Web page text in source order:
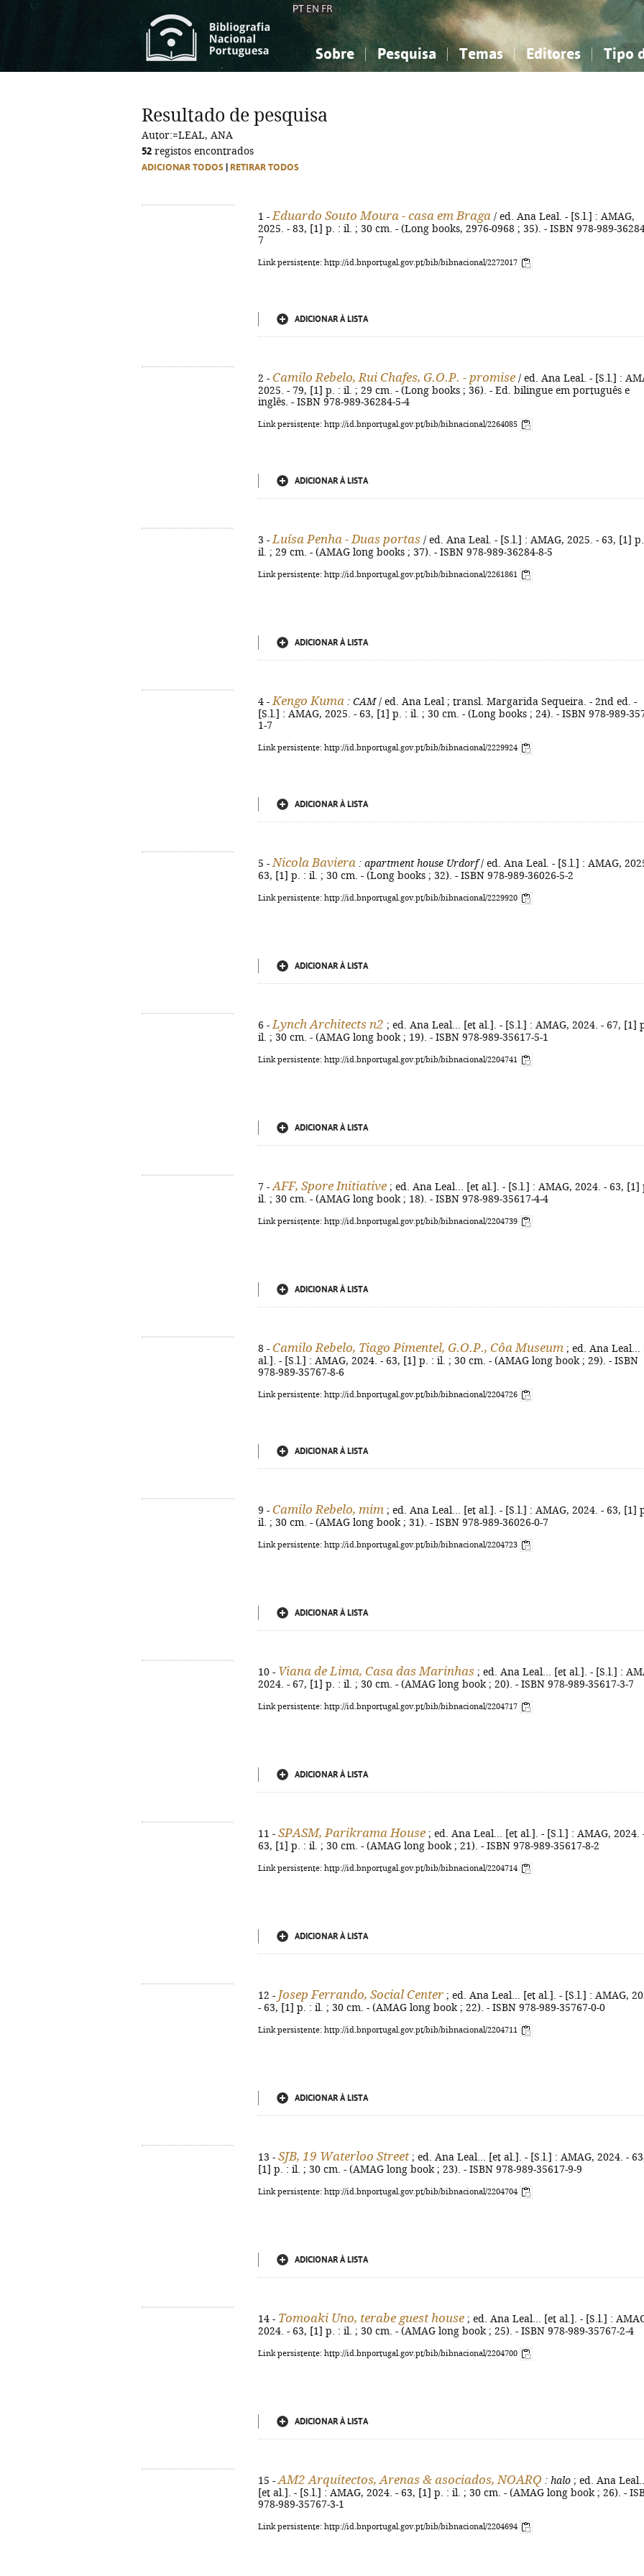
PT EN FR
Sobre Pesquisa Temas
Ciências sociais...
Editores Tipo
Ciências sociais...
Resultado de pesquisa
Autor:=LEAL, ANA
52 registos encontrados
ADICIONAR TODOS RETIRAR TODOS
1 - Eduardo Souto Moura - casa em Braga / ed. Ana Leal. - [S.l.] : AMAG,
2025. - 83, [1] p. : il. ; 30 cm. - (Long books, 2976-0968 ; 35). - ISBN 978-989-
7
Link persistente: http://id.bnportugal.gov.pt/bib/bibnacional/2272017
ADICIONAR À LISTA
2 - Camilo Rebelo, Rui Chafes, G.O.P. - promise / ed. Ana Leal. - [S.l.] :
2025. - 79, [1] p. : il. ; 29 cm. - (Long books ; 36). - Ed. bilingue em português e
inglês. - ISBN 978-989-36284-5-4
Link persistente: http://id.bnportugal.gov.pt/bib/bibnacional/2264085
ADICIONAR À LISTA
3 - Luísa Penha - Duas portas / ed. Ana Leal. - [S.l.] : AMAG, 2025. - 63, [1]
il. ; 29 cm. - (AMAG long books ; 37). - ISBN 978-989-36284-8-5
Link persistente: http://id.bnportugal.gov.pt/bib/bibnacional/2261861
ADICIONAR À LISTA
4 - Kengo Kuma : CAM/ ed. Ana Leal ; transl. Margarida Sequeira. - 2nd ed. -
[S.l.] : AMAG, 2025. - 63, [1] p. : il. ; 30 cm. - (Long books ; 24). - ISBN 978-989-
1-7
Link persistente: http://id.bnportugal.gov.pt/bib/bibnacional/2229924
ADICIONAR À LISTA
5 - Nicola Baviera : apartment house Urdorf/ ed. Ana Leal. - [S.l.] : AMAG,
63, [1] p. : il. ; 30 cm. - (Long books ; 32). - ISBN 978-989-36026-5-2
Link persistente: http://id.bnportugal.gov.pt/bib/bibnacional/2229920
ADICIONAR À LISTA
6 - Lynch Architects n2 ; ed. Ana Leal... [et al.]. - [S.l.] : AMAG, 2024. - 67, [1]
il. ; 30 cm. - (AMAG long book ; 19). - ISBN 978-989-35617-5-1
Link persistente: http://id.bnportugal.gov.pt/bib/bibnacional/2204741
ADICIONAR À LISTA
7 - AFF, Spore Initiative ; ed. Ana Leal... [et al.]. - [S.l.] : AMAG, 2024. - 63, [1]
il. ; 30 cm. - (AMAG long book ; 18). - ISBN 978-989-35617-4-4
Link persistente: http://id.bnportugal.gov.pt/bib/bibnacional/2204739
ADICIONAR À LISTA
8 - Camilo Rebelo, Tiago Pimentel, G.O.P., Côa Museum ; ed. Ana Leal...
al.]. - [S.l.] : AMAG, 2024. - 63, [1] p. : il. ; 30 cm. - (AMAG long book ; 29). - ISBN
978-989-35767-8-6
Link persistente: http://id.bnportugal.gov.pt/bib/bibnacional/2204726
ADICIONAR À LISTA
9 - Camilo Rebelo, mim ; ed. Ana Leal... [et al.]. - [S.l.] : AMAG, 2024. - 63, [1]
il. ; 30 cm. - (AMAG long book ; 31). - ISBN 978-989-36026-0-7
Link persistente: http://id.bnportugal.gov.pt/bib/bibnacional/2204723
ADICIONAR À LISTA
10 - Viana de Lima, Casa das Marinhas ; ed. Ana Leal... [et al.]. - [S.l.] :
2024. - 67, [1] p. : il. ; 30 cm. - (AMAG long book ; 20). - ISBN 978-989-35617-3-7
Link persistente: http://id.bnportugal.gov.pt/bib/bibnacional/2204717
ADICIONAR À LISTA
11 - SPASM, Parikrama House ; ed. Ana Leal... [et al.]. - [S.l.] : AMAG, 2024.
63, [1] p. : il. ; 30 cm. - (AMAG long book ; 21). - ISBN 978-989-35617-8-2
Link persistente: http://id.bnportugal.gov.pt/bib/bibnacional/2204714
ADICIONAR À LISTA
12 - Josep Ferrando, Social Center ; ed. Ana Leal... [et al.]. - [S.l.] : AMAG,
- 63, [1] p. : il. ; 30 cm. - (AMAG long book ; 22). - ISBN 978-989-35767-0-0
Link persistente: http://id.bnportugal.gov.pt/bib/bibnacional/2204711
ADICIONAR À LISTA
13 - SJB, 19 Waterloo Street; ed. Ana Leal... [et al.]. - [S.l.] : AMAG, 2024. -
[1] p. : il. ; 30 cm. - (AMAG long book ; 23). - ISBN 978-989-35617-9-9
Link persistente: http://id.bnportugal.gov.pt/bib/bibnacional/2204704
ADICIONAR À LISTA
14 - Tomoaki Uno, terabe guest house ; ed. Ana Leal... [et al.]. - [S.l.] :
2024. - 63, [1] p. : il. ; 30 cm. - (AMAG long book ; 25). - ISBN 978-989-35767-2-4
Link persistente: http://id.bnportugal.gov.pt/bib/bibnacional/2204700
ADICIONAR À LISTA
15 - AM2 Arquitectos, Arenas & asociados, NOARQ : halo ; ed. Ana Leal...
[et al.]. - [S.l.] : AMAG, 2024. - 63, [1] p. : il. ; 30 cm. - (AMAG long book ; 26). -
978-989-35767-3-1
Link persistente: http://id.bnportugal.gov.pt/bib/bibnacional/2204694